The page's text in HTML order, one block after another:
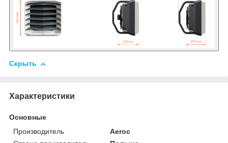
Скрыть
Характеристики
Основные
Производитель
Aeroc